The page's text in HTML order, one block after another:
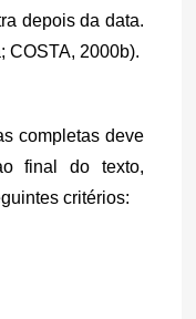
depois da data.
COSTA, 2000b).
completas deve
final do texto,
critérios: